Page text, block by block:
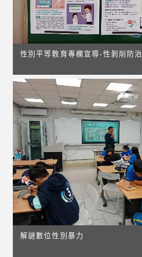
性別平等教育專欄宣導-性剝削防治
解謎數位性別暴力